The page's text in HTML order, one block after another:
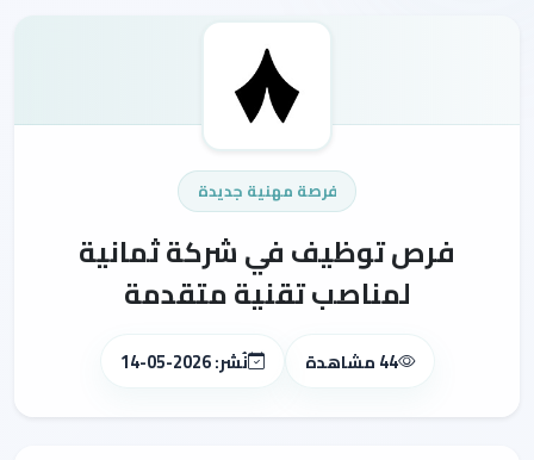
فرصة مهنية جديدة
فرص توظيف في شركة ثمانية
لمناصب تقنية متقدمة
44 مشاهدة نُشر: 2026-05-14